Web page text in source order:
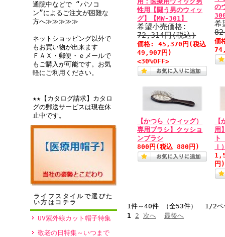
通院中などで “パソコ
ン”によるご注文が困難な
方へ≫≫≫≫≫
ネットショッピング以外で
もお買い物が出来ます
ＦＡＸ・郵便・ｅメールで
もご購入が可能です。お気
軽にご利用ください。
★★【カタログ請求】カタロ
グの郵送サービスは現在休
止中です。
ライフスタイルで選びた
い方はコチラ
UV紫外線カット帽子特集
敬老の日特集～いつまで
性用【闘う男のウィッ
グ】【MW-301】
希望小売価格:
72,314円(税込)
価格:45,370円 (税込
49,907円)
<30%OFF>
の
希
【かつら（ウィッグ）
専用ブラシ】クッショ
ンブラシ
800円 (税込 880円)
用
ト
ｌ
円)
1件～40件 （全53件） 1/2ペ
1 2 次へ 最後へ